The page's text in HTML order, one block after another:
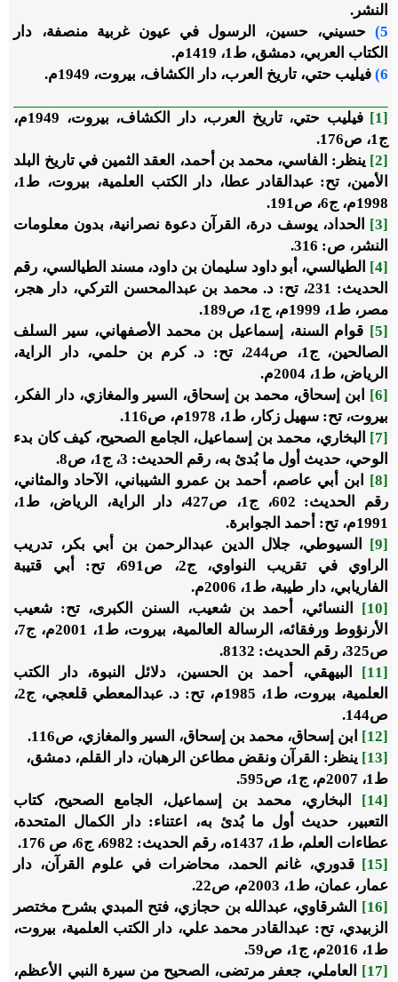
النشر.
5)
حسيني، حسين، الرسول في عيون غربية منصفة، دار
الكتاب العربي، دمشق، ط1، 1419م.
6) فيليب حتي، تاريخ العرب، دار الكشاف، بيروت، 1949م.
[1] فيليب حتي،تاريخ العرب
، دار الكشاف، بيروت، 1949م،
ج1، ص176.
[2]
ينظر: الفاسي، محمد بن أحمد، العقد الثمين في تاريخ البلد
الأمين
، تح: عبدالقادر عطا، دار الكتب العلمية، بيروت، ط1،
1998م، ج6، ص191.
[3]
الحداد، يوسف درة، القرآن دعوة نصرانية، بدون معلومات
النشر، ص: 316.
[4]
الطيالسي، أبو داود سليمان بن داود،مسند الطيالسي، رقم
الحديث: 231، تح: د. محمد بن عبدالمحسن التركي، دار هجر،
مصر، ط1، 1999م، ج1، ص189.
[5]
قوام السنة، إسماعيل بن محمد الأصفهاني، سير السلف
الصالحين
، ج1، ص244، تح: د. كرم بن حلمي، دار الراية،
الرياض، ط1، 2004م.
[6]
ابن إسحاق، محمد بن إسحاق، السير والمغازي، دار الفكر،
بيروت، تح: سهيل زكار، ط1، 1978م، ص116.
[7]
البخاري، محمد بن إسماعيل، الجامع الصحيح، كيف كان بدء
الوحي، حديث أول ما بُدئ به، رقم الحديث: 3، ج1، ص8.
[8]
ابن أبي عاصم، أحمد بن عمرو الشيباني، الآحاد والمثاني،
رقم الحديث: 602، ج1، ص427، دار الراية، الرياض، ط1،
1991م، تح: أحمد الجوابرة.
[9]
السيوطي، جلال الدين عبدالرحمن بن أبي بكر، تدريب
الراوي في تقريب النواوي
، ج2، ص691، تح: أبي قتيبة
الفاريابي، دار طيبة، ط1، 2006م.
[10]
النسائي، أحمد بن شعيب، السنن الكبرى، تح: شعيب
الأرنؤوط ورفقائه، الرسالة العالمية، بيروت، ط1، 2001م، ج7،
ص325، رقم الحديث: 8132.
[11]
البيهقي، أحمد بن الحسين، دلائل النبوة، دار الكتب
العلمية، بيروت، ط1، 1985م، تح: د. عبدالمعطي قلعجي، ج2،
ص144.
[12]
ابن إسحاق، محمد بن إسحاق، السير والمغازي، ص116.
[13]
ينظر: القرآن ونقض مطاعن الرهبان، دار القلم، دمشق،
ط1، 2007م، ج1، ص595.
[14]
البخاري، محمد بن إسماعيل، الجامع الصحيح، كتاب
التعبير، حديث أول ما بُدئ به، اعتناء: دار الكمال المتحدة،
عطاءات العلم، ط1، 1437ه، رقم الحديث: 6982، ج6، ص 176.
[15]
قدوري، غانم الحمد، محاضرات في علوم القرآن، دار
عمار، عمان، ط1، 2003م، ص22.
[16]
الشرقاوي، عبدالله بن حجازي،فتح المبدي بشرح مختصر
الزبيدي، تح: عبدالقادر محمد علي، دار الكتب العلمية، بيروت،
ط1، 2016م، ج1، ص59.
[17]
العاملي، جعفر مرتضى، الصحيح من سيرة النبي الأعظم،